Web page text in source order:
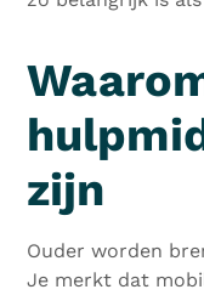
zijn
Ouder worden
Je merkt dat